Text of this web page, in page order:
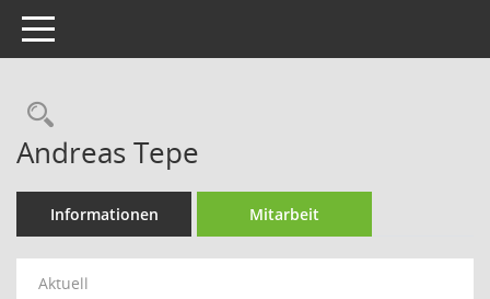
Toggle navigation
Rechercheauswahl
Andreas Tepe
Informationen Mitarbeit
Aktuell